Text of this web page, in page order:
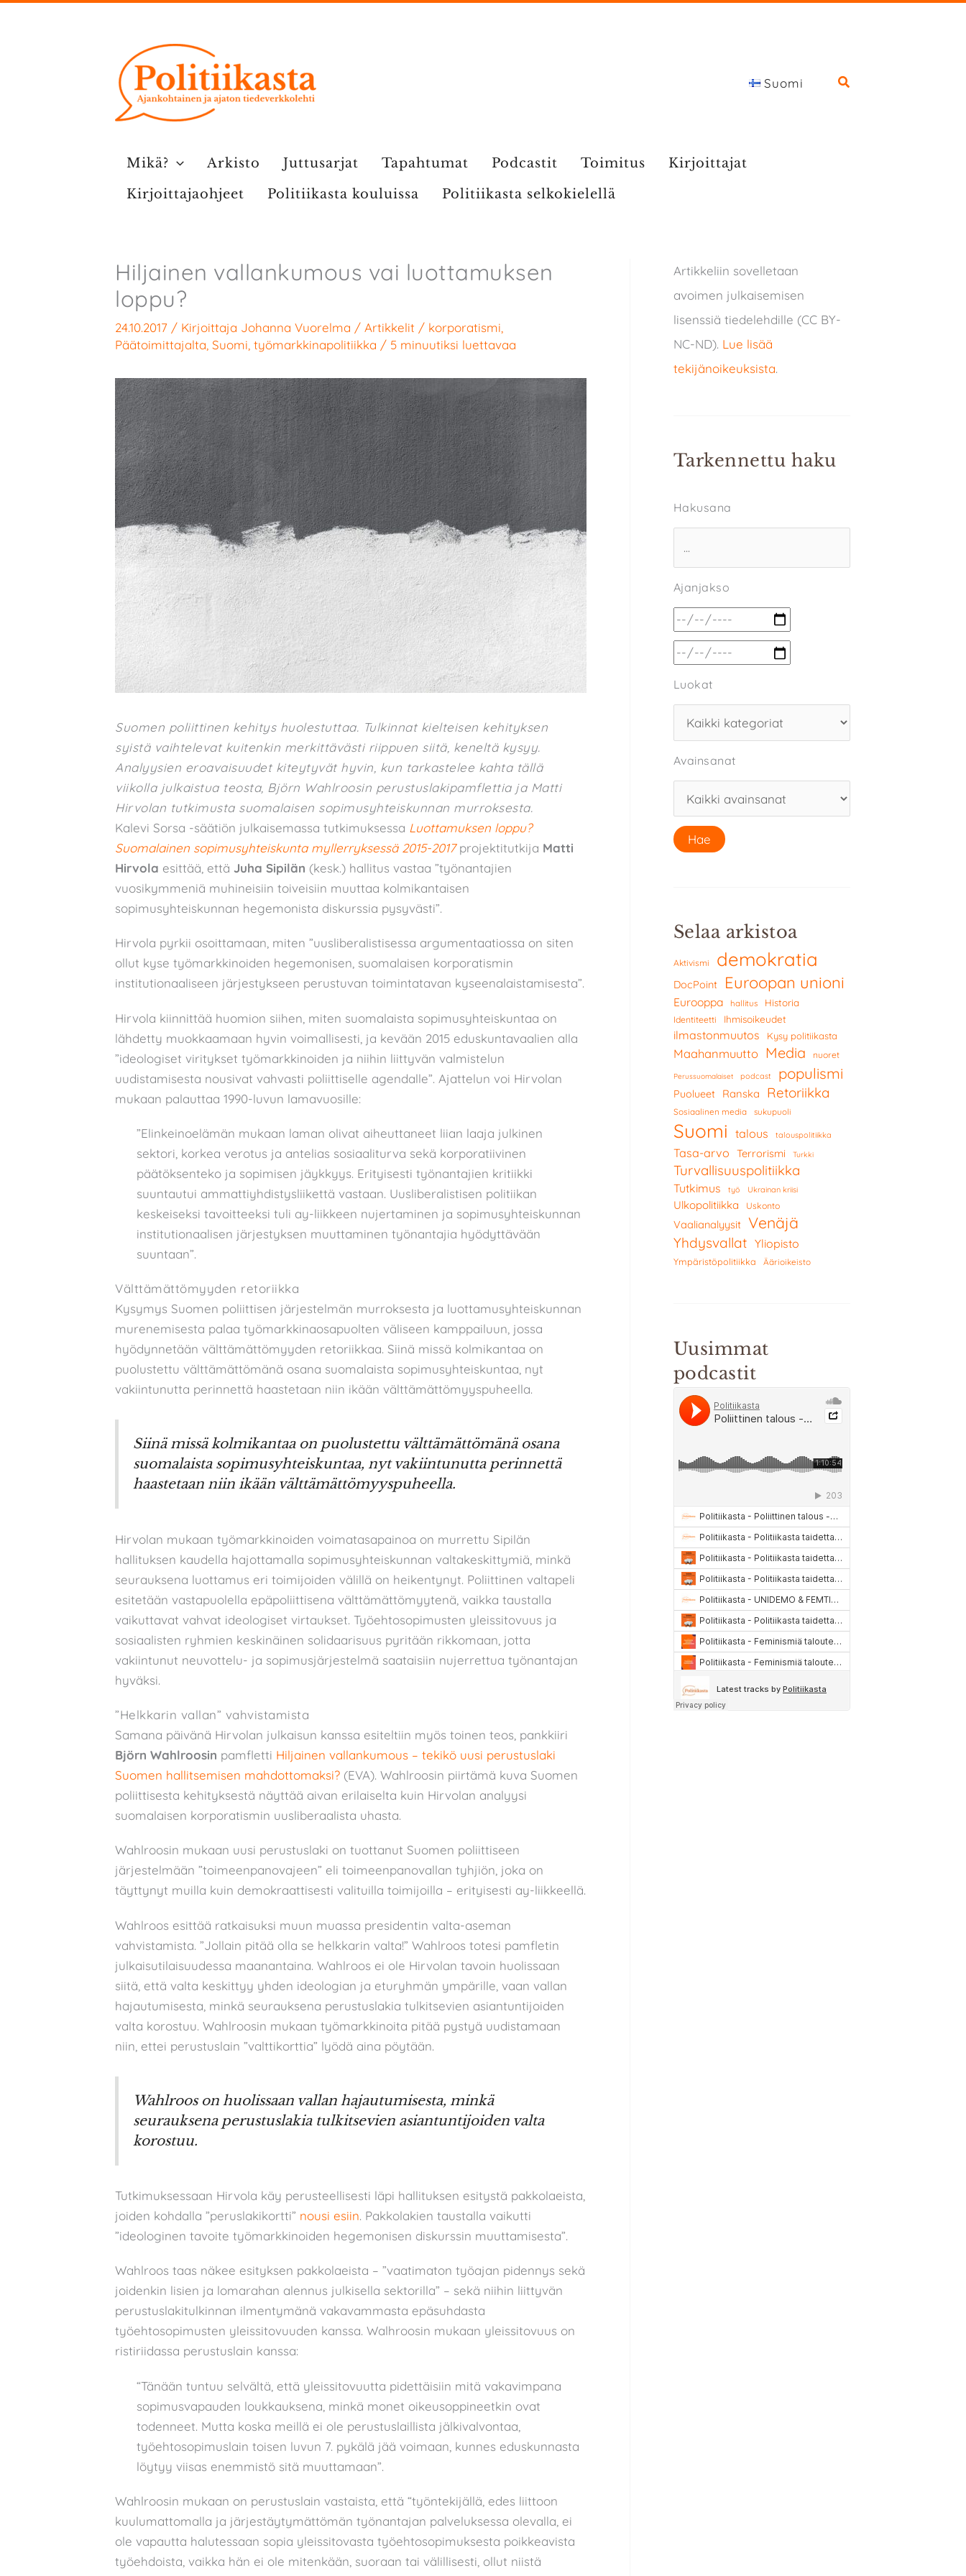
Suomi
Mikä? Arkisto Juttusarjat Tapahtumat Podcastit Toimitus
Kirjoittajat
Kirjoittajaohjeet
Politiikasta kouluissa Politiikasta selkokielellä
Hiljainen vallankumous vai luottamuksen
loppu?
24.10.2017 / Kirjoittaja Johanna Vuorelma / Artikkelit / korporatismi
Päätoimittajalta Suomi työmarkkinapolitiikka / 5 minuutiksi luettavaa
Suomen poliittinen kehitys huolestuttaa. Tulkinnat kielteisen kehityksen
syistä vaihtelevat kuitenkin merkittävästi riippuen siitä, keneltä kysyy.
Analyysien eroavaisuudet kiteytyvät hyvin, kun tarkastelee kahta tällä
viikolla julkaistua teosta, Björn Wahlroosin perustuslakipamflettia ja Matti
Hirvolan tutkimusta suomalaisen sopimusyhteiskunnan murroksesta.
Kalevi Sorsa -säätiön julkaisemassa tutkimuksessa Luottamuksen loppu?
Suomalainen sopimusyhteiskunta myllerryksessä 2015-2017projektitutkija Matti
Hirvola esittää, että Juha Sipilän (kesk.) hallitus vastaa ”työnantajien
vuosikymmeniä muhineisiin toiveisiin muuttaa kolmikantaisen
sopimusyhteiskunnan hegemonista diskurssia pysyvästi”.
Hirvola pyrkii osoittamaan, miten ”uusliberalistisessa argumentaatiossa on siten
ollut kyse työmarkkinoiden hegemonisen, suomalaisen korporatismin
institutionaaliseen järjestykseen perustuvan toimintatavan kyseenalaistamisesta”.
Hirvola kiinnittää huomion siihen, miten suomalaista sopimusyhteiskuntaa on
lähdetty muokkaamaan hyvin voimallisesti, ja kevään 2015 eduskuntavaalien alla
”ideologiset viritykset työmarkkinoiden ja niihin liittyvän valmistelun
uudistamisesta nousivat vahvasti poliittiselle agendalle”. Ajattelun voi Hirvolan
mukaan palauttaa 1990-luvun lamavuosille:
”Elinkeinoelämän mukaan laman olivat aiheuttaneet liian laaja julkinen
sektori, korkea verotus ja antelias sosiaaliturva sekä korporatiivinen
päätöksenteko ja sopimisen jäykkyys. Erityisesti työnantajien kritiikki
suuntautui ammattiyhdistysliikettä vastaan. Uusliberalistisen politiikan
keskeiseksi tavoitteeksi tuli ay-liikkeen nujertaminen ja sopimusyhteiskunnan
institutionaalisen järjestyksen muuttaminen työnantajia hyödyttävään
suuntaan”.
Välttämättömyyden retoriikka
Kysymys Suomen poliittisen järjestelmän murroksesta ja luottamusyhteiskunnan
murenemisesta palaa työmarkkinaosapuolten väliseen kamppailuun, jossa
hyödynnetään välttämättömyyden retoriikkaa. Siinä missä kolmikantaa on
puolustettu välttämättömänä osana suomalaista sopimusyhteiskuntaa, nyt
vakiintunutta perinnettä haastetaan niin ikään välttämättömyyspuheella.
Siinä missä kolmikantaa on puolustettu välttämättömänä osana
suomalaista sopimusyhteiskuntaa, nyt vakiintunutta perinnettä
haastetaan niin ikään välttämättömyyspuheella.
Hirvolan mukaan työmarkkinoiden voimatasapainoa on murrettu Sipilän
hallituksen kaudella hajottamalla sopimusyhteiskunnan valtakeskittymiä, minkä
seurauksena luottamus eri toimijoiden välillä on heikentynyt. Poliittinen valtapeli
esitetään vastapuolella epäpoliittisena välttämättömyytenä, vaikka taustalla
vaikuttavat vahvat ideologiset virtaukset. Työehtosopimusten yleissitovuus ja
sosiaalisten ryhmien keskinäinen solidaarisuus pyritään rikkomaan, jotta
vakiintunut neuvottelu- ja sopimusjärjestelmä saataisiin nujerrettua työnantajan
hyväksi.
”Helkkarin vallan” vahvistamista
Samana päivänä Hirvolan julkaisun kanssa esiteltiin myös toinen teos, pankkiiri
Björn Wahlroosin pamfletti Hiljainen vallankumous – tekikö uusi perustuslaki
Suomen hallitsemisen mahdottomaksi? (EVA). Wahlroosin piirtämä kuva Suomen
poliittisesta kehityksestä näyttää aivan erilaiselta kuin Hirvolan analyysi
suomalaisen korporatismin uusliberaalista uhasta.
Wahlroosin mukaan uusi perustuslaki on tuottanut Suomen poliittiseen
järjestelmään ”toimeenpanovajeen” eli toimeenpanovallan tyhjiön, joka on
täyttynyt muilla kuin demokraattisesti valituilla toimijoilla – erityisesti ay-liikkeellä.
Wahlroos esittää ratkaisuksi muun muassa presidentin valta-aseman
vahvistamista. ”Jollain pitää olla se helkkarin valta!” Wahlroos totesi pamfletin
julkaisutilaisuudessa maanantaina. Wahlroos ei ole Hirvolan tavoin huolissaan
siitä, että valta keskittyy yhden ideologian ja eturyhmän ympärille, vaan vallan
hajautumisesta, minkä seurauksena perustuslakia tulkitsevien asiantuntijoiden
valta korostuu. Wahlroosin mukaan työmarkkinoita pitää pystyä uudistamaan
niin, ettei perustuslain ”valttikorttia” lyödä aina pöytään.
Wahlroos on huolissaan vallan hajautumisesta, minkä
seurauksena perustuslakia tulkitsevien asiantuntijoiden valta
korostuu.
Tutkimuksessaan Hirvola käy perusteellisesti läpi hallituksen esitystä pakkolaeista,
joiden kohdalla ”peruslakikortti” nousi esiin. Pakkolakien taustalla vaikutti
”ideologinen tavoite työmarkkinoiden hegemonisen diskurssin muuttamisesta”.
Wahlroos taas näkee esityksen pakkolaeista – ”vaatimaton työajan pidennys sekä
joidenkin lisien ja lomarahan alennus julkisella sektorilla” – sekä niihin liittyvän
perustuslakitulkinnan ilmentymänä vakavammasta epäsuhdasta
työehtosopimusten yleissitovuuden kanssa. Walhroosin mukaan yleissitovuus on
ristiriidassa perustuslain kanssa:
“Tänään tuntuu selvältä, että yleissitovuutta pidettäisiin mitä vakavimpana
sopimusvapauden loukkauksena, minkä monet oikeusoppineetkin ovat
todenneet. Mutta koska meillä ei ole perustuslaillista jälkivalvontaa,
työehtosopimuslain toisen luvun 7. pykälä jää voimaan, kunnes eduskunnasta
löytyy viisas enemmistö sitä muuttamaan”.
Wahlroosin mukaan on perustuslain vastaista, että “työntekijällä, edes liittoon
kuulumattomalla ja järjestäytymättömän työnantajan palveluksessa olevalla, ei
ole vapautta halutessaan sopia yleissitovasta työehtosopimuksesta poikkeavista
työehdoista, vaikka hän ei ole mitenkään, suoraan tai välillisesti, ollut niistä
Artikkeliin sovelletaan
avoimen julkaisemisen
lisenssiä tiedelehdille (CC BY-
NC-ND). Lue lisää
tekijänoikeuksista.
Tarkennettu haku
Hakusana
Ajanjakso
Luokat
Avainsanat
Selaa arkistoa
Aktivismi demokratia
DocPoint Euroopan unioni
Eurooppa hallitus Historia
Identiteetti Ihmisoikeudet
ilmastonmuutos Kysy politiikasta
Maahanmuutto Media nuoret
Perussuomalaiset podcast populismi
Puolueet Ranska Retoriikka
Sosiaalinen media sukupuoli
Suomi talous talouspolitiikka
Tasa-arvo Terrorismi Turkki
Turvallisuuspolitiikka
Tutkimus työ Ukrainan kriisi
Ulkopolitiikka Uskonto
Vaalianalyysit Venäjä
Yhdysvallat Yliopisto
Ympäristöpolitiikka Äärioikeisto
Uusimmat
podcastit